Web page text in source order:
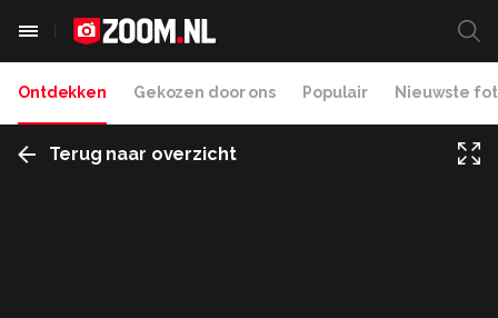
Ontdekken Gekozen door ons Populair Nieuwste
Terug naar overzicht